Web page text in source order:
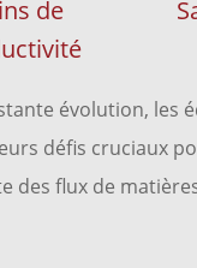
de
évolution, les
défis cruciaux
des flux de